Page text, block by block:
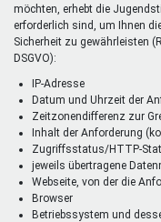
möchten, erhebt die
erforderlich sind, um Ihnen
Sicherheit zu gewährleisten
DSGVO):
IP-Adresse
Datum und Uhrzeit der
Zeitzonendifferenz zur
Inhalt der Anforderung
Zugriffsstatus/HTTP-
jeweils übertragene
Webseite, von der die
Browser
Betriebssystem und